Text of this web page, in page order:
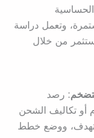
الحساسية
وتعمل دراسة
من خلال
رصد
أو تكاليف الشحن
ووضع خطط